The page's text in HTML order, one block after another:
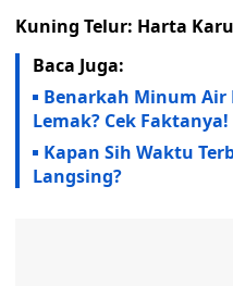
Kuning Telur: Harta
Baca Juga:
Benarkah Minum
Lemak? Cek Faktanya!
Kapan Sih Waktu
Langsing?